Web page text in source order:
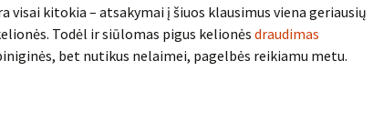
visai kitokia – atsakymai į šiuos klausimus viena geriausių
Todėl ir siūlomas pigus kelionėsdraudimas
bet nutikus nelaimei, pagelbės reikiamu metu.